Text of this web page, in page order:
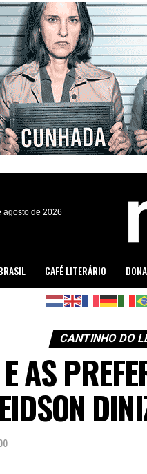
agosto de 2026
CAFÉ LITERÁRIO
CANTINHO DO
AS